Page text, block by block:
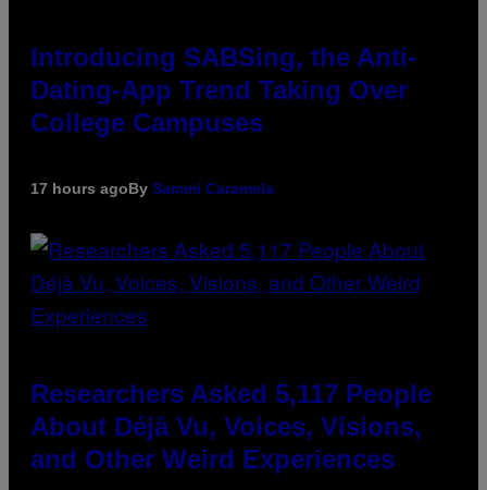
Introducing SABSing, the Anti-
Dating-App Trend Taking Over
College Campuses
17 hours agoBy Sammi Caramela
Researchers Asked 5,117 People
About Déjà Vu, Voices, Visions,
and Other Weird Experiences